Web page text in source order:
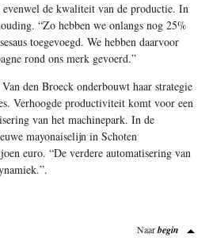
de kwaliteit van de productie. In
“Zo hebben we onlangs nog 25%
toegevoegd. We hebben daarvoor
rond ons merk gevoerd.”
den Broeck onderbouwt haar strategie
Verhoogde productiviteit komt voor een
van het machinepark. In de
mayonaiselijn in Schoten
euro. “De verdere automatisering van
.
Naarbegin